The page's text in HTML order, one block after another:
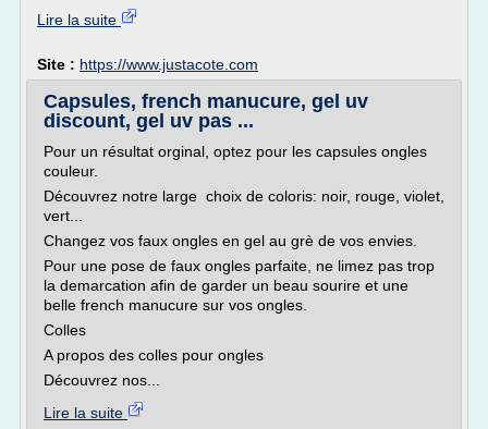
Lire la suite
Site : https://www.justacote.com
Capsules, french manucure, gel uv
discount, gel uv pas ...
Pour un résultat orginal, optez pour les capsules ongles
couleur.
Découvrez notre large choix de coloris: noir, rouge, violet,
vert...
Changez vos faux ongles en gel au grè de vos envies.
Pour une pose de faux ongles parfaite, ne limez pas trop
la demarcation afin de garder un beau sourire et une
belle french manucure sur vos ongles.
Colles
A propos des colles pour ongles
Découvrez nos...
Lire la suite